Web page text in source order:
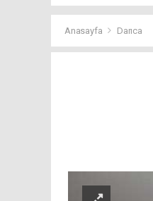
Anasayfa Darıca